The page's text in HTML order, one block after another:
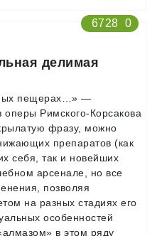
6728 0
делимая
пещерах…» —
оперы Римского-Корсакова
фразу, можно
препаратов (как
себя, так и новейших
арсенале, но все
позволяя
на разных стадиях его
особенностей
в этом ряду